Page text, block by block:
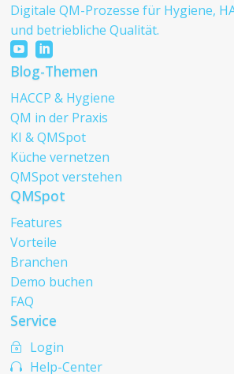
Digitale QM-Prozesse für Hygiene,
und betriebliche Qualität.


Blog-Themen
HACCP & Hygiene
QM in der Praxis
KI & QMSpot
Küche vernetzen
QMSpot verstehen
QMSpot
Features
Vorteile
Branchen
Demo buchen
FAQ
Service
~ Login
 Help-Center